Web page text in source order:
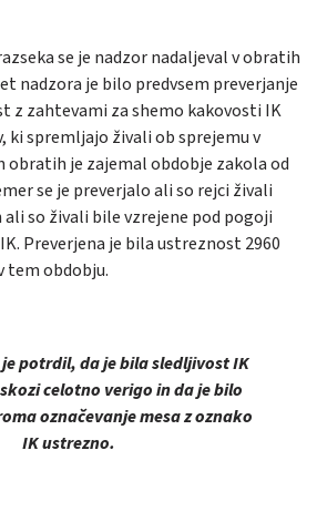
se je nadzor nadaljeval v obratih
nadzora je bilo predvsem preverjanje
z zahtevami za shemo kakovosti IK
ki spremljajo živali ob sprejemu v
obratih je zajemal obdobje zakola od
se je preverjalo ali so rejci živali
so živali bile vzrejene pod pogoji
Preverjena je bila ustreznost 2960
tem obdobju.
potrdil, da je bila sledljivost IK
celotno verigo in da je bilo
označevanje mesa z oznako
IK ustrezno.